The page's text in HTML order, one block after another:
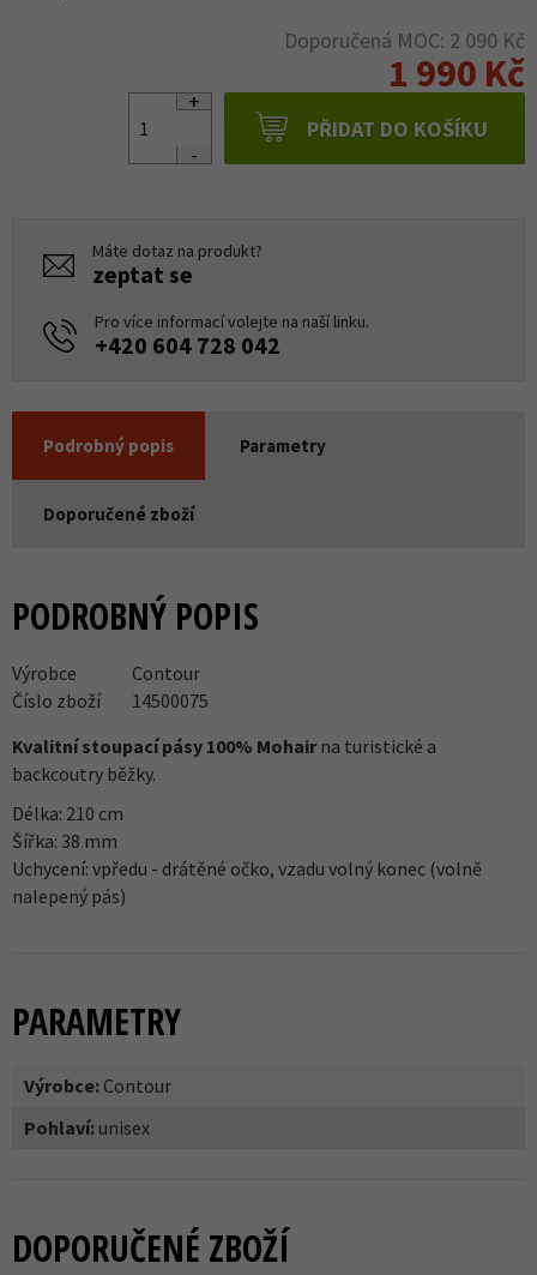
Doporučená MOC: 2 090 Kč
1 990 Kč
PŘIDAT DO KOŠÍKU
Máte dotaz na produkt?
zeptat se
Pro více informací volejte na naší linku.
+420 604 728 042
Podrobný popis Parametry
Doporučené zboží
PODROBNÝ POPIS
Výrobce
Contour
Číslo zboží
14500075
Kvalitní stoupací pásy 100% Mohairna turistické a
backcoutry běžky.
Délka: 210 cm
Šířka: 38 mm
Uchycení: vpředu - drátěné očko, vzadu volný konec (volně
nalepený pás)
PARAMETRY
Výrobce: Contour
Pohlaví: unisex
DOPORUČENÉ ZBOŽÍ